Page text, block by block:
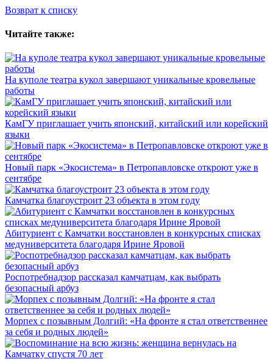
Возврат к списку
Читайте также:
На куполе театра кукол завершают уникальные кровельные
работы
КамГУ приглашает учить японский, китайский или корейский
языки
Новый парк «Экосистема» в Петропавловске откроют уже в
сентябре
Камчатка благоустроит 23 объекта в этом году
Абитуриент с Камчатки восстановлен в конкурсных списках
медуниверситета благодаря Ирине Яровой
Роспотребнадзор рассказал камчатцам, как выбрать
безопасный арбуз
Морпех с позывным Долгий: «На фронте я стал ответственнее
за себя и родных людей»